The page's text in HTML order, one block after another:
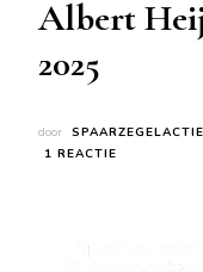
Albert
2025
door
1 REACTIE